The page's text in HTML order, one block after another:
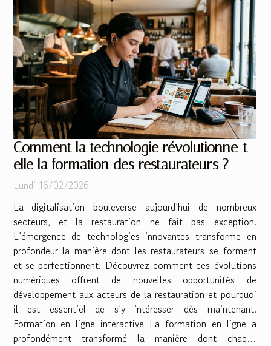
Comment la technologie révolutionne-t-
elle la formation des restaurateurs ?
Lundi 16/02/2026
La digitalisation bouleverse aujourd’hui de nombreux
secteurs, et la restauration ne fait pas exception.
L’émergence de technologies innovantes transforme en
profondeur la manière dont les restaurateurs se forment
et se perfectionnent. Découvrez comment ces évolutions
numériques offrent de nouvelles opportunités de
développement aux acteurs de la restauration et pourquoi
il est essentiel de s’y intéresser dès maintenant.
Formation en ligne interactive La formation en ligne a
profondément transformé la manière dont chaque